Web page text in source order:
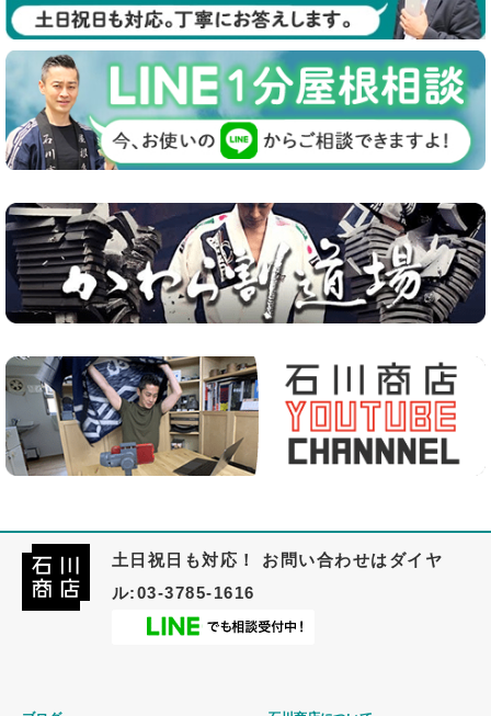
土日祝日も対応！ お問い合わせはダイヤ
ル:03-3785-1616